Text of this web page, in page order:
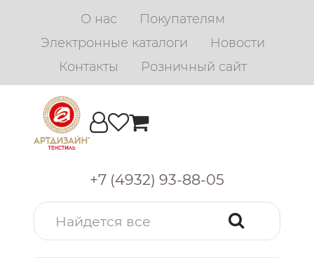
О нас
Покупателям
Электронные каталоги
Новости
Контакты
Розничный сайт
+7 (4932) 93-88-05